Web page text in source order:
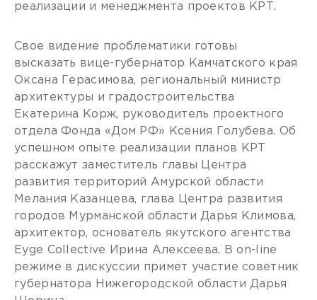
реализации и менеджмента проектов КРТ.
Свое видение проблематики готовы
высказать вице-губернатор Камчатского края
Оксана Герасимова, региональный министр
архитектуры и градостроительства
Екатерина Корж, руководитель проектного
отдела Фонда «Дом РФ» Ксения Голубева. Об
успешном опыте реализации планов КРТ
расскажут заместитель главы Центра
развития территорий Амурской области
Мелания Казанцева, глава Центра развития
городов Мурманской области Дарья Климова,
архитектор, основатель якутского агентства
Eyge Collective Ирина Алексеева. В on-line
режиме в дискуссии примет участие советник
губернатора Нижегородской области Дарья